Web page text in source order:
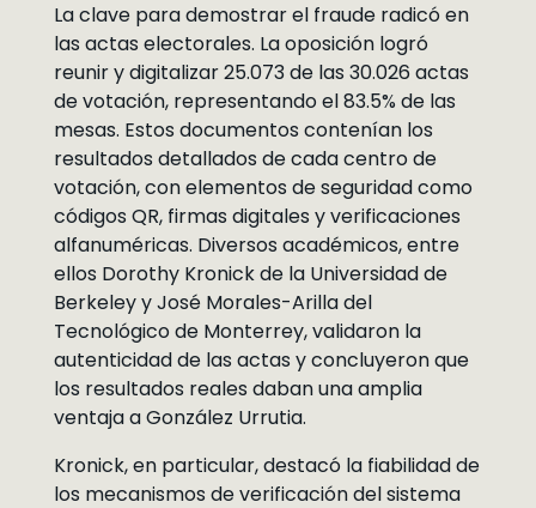
La clave para demostrar el fraude radicó en
las actas electorales. La oposición logró
reunir y digitalizar 25.073 de las 30.026 actas
de votación, representando el 83.5% de las
mesas. Estos documentos contenían los
resultados detallados de cada centro de
votación, con elementos de seguridad como
códigos QR, firmas digitales y verificaciones
alfanuméricas. Diversos académicos, entre
ellos Dorothy Kronick de la Universidad de
Berkeley y José Morales-Arilla del
Tecnológico de Monterrey, validaron la
autenticidad de las actas y concluyeron que
los resultados reales daban una amplia
ventaja a González Urrutia.
Kronick, en particular, destacó la fiabilidad de
los mecanismos de verificación del sistema